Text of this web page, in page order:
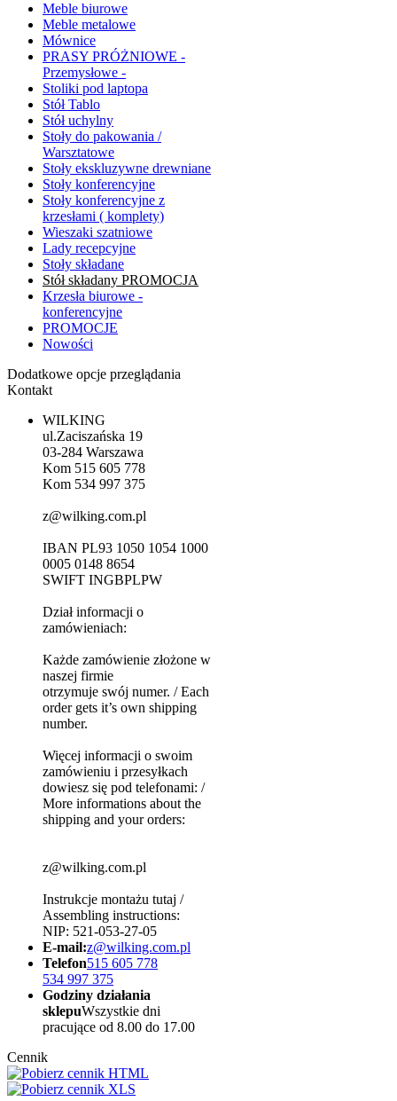
Meble biurowe
Meble metalowe
Mównice
PRASY PRÓŻNIOWE -
Przemysłowe -
Stoliki pod laptopa
Stół Tablo
Stół uchylny
Stoły do pakowania /
Warsztatowe
Stoły ekskluzywne drewniane
Stoły konferencyjne
Stoły konferencyjne z
krzesłami ( komplety)
Wieszaki szatniowe
Lady recepcyjne
Stoły składane
Stół składany PROMOCJA
Krzesła biurowe -
konferencyjne
PROMOCJE
Nowości
Dodatkowe opcje przeglądania
Kontakt
WILKING
ul.Zaciszańska 19
03-284 Warszawa
Kom 515 605 778
Kom 534 997 375
z@wilking.com.pl
IBAN PL93 1050 1054 1000
0005 0148 8654
SWIFT INGBPLPW
Dział informacji o
zamówieniach:
Każde zamówienie złożone w
naszej firmie
otrzymuje swój numer. / Each
order gets it’s own shipping
number.
Więcej informacji o swoim
zamówieniu i przesyłkach
dowiesz się pod telefonami: /
More informations about the
shipping and your orders:
z@wilking.com.pl
Instrukcje montażu tutaj /
Assembling instructions:
NIP: 521-053-27-05
E-mail:z@wilking.com.pl
Telefon515 605 778
534 997 375
Godziny działania
sklepuWszystkie dni
pracujące od 8.00 do 17.00
Cennik